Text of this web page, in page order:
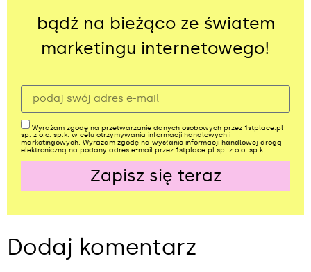
bądź na bieżąco ze światem
marketingu internetowego!
Wyrażam zgodę na przetwarzanie danych osobowych przez 1stplace.pl
sp. z o.o. sp.k. w celu otrzymywania informacji handlowych i
marketingowych. Wyrażam zgodę na wysłanie informacji handlowej drogą
elektroniczną na podany adres e-mail przez 1stplace.pl sp. z o.o. sp.k.
Zapisz się teraz
Dodaj komentarz